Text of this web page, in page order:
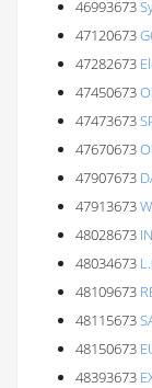
46993673
47120673
47282673
47450673
47473673
47670673
47907673
47913673
48028673
48034673
48109673
48115673
48150673
48393673